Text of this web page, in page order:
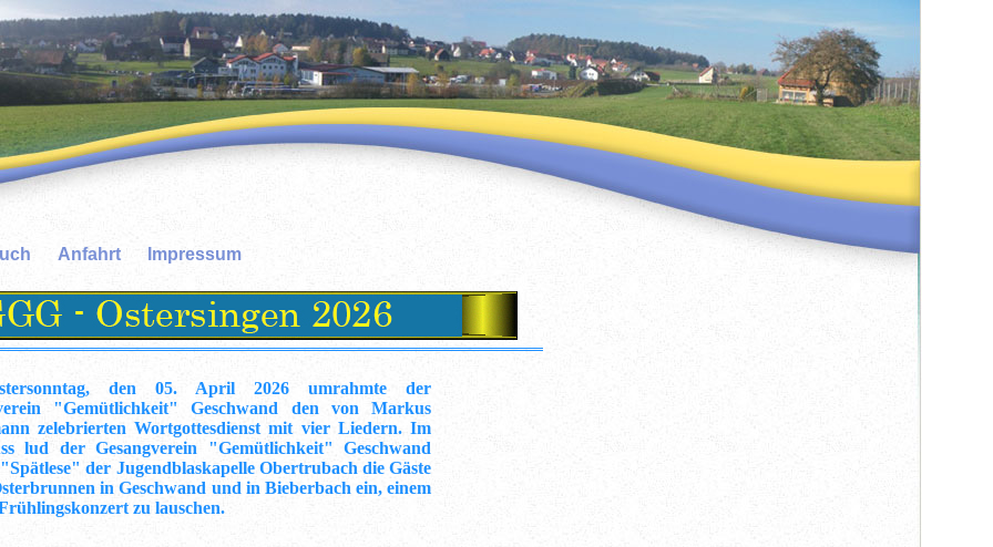
Anfahrt Impressum
den 05. April 2026 umrahmte der
"Gemütlichkeit" Geschwand den von Markus
zelebrierten Wortgottesdienst mit vier Liedern. Im
lud derGesangverein "Gemütlichkeit" Geschwand
der Jugendblaskapelle Obertrubach die Gäste
in Geschwand und in Bieberbach ein, einem
zu lauschen.